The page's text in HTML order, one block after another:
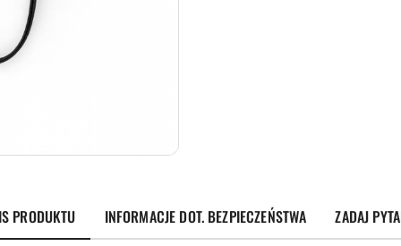
PRODUKTU INFORMACJE DOT. BEZPIECZEŃSTWA ZADAJ